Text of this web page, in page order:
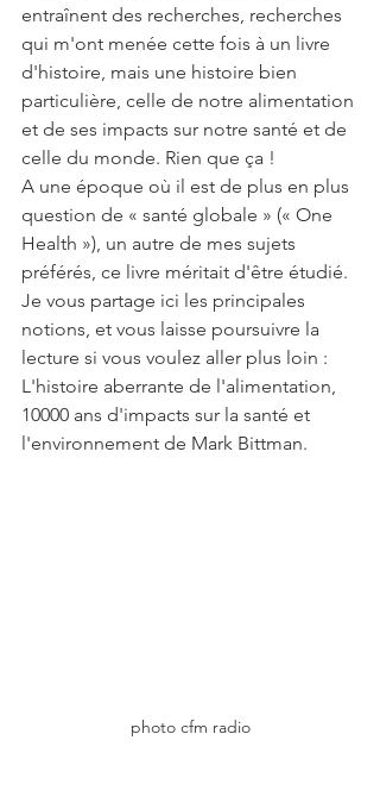
entraînent des recherches, recherches
qui m'ont menée cette fois à un livre
d'histoire, mais une histoire bien
particulière, celle de notre alimentation
et de ses impacts sur notre santé et de
celle du monde. Rien que ça !
A une époque où il est de plus en plus
question de « santé globale » (« One
Health »), un autre de mes sujets
préférés, ce livre méritait d'être étudié.
Je vous partage ici les principales
notions, et vous laisse poursuivre la
lecture si vous voulez aller plus loin :
L'histoire aberrante de l'alimentation,
10000 ans d'impacts sur la santé et
l'environnement de Mark Bittman.
photo cfm radio